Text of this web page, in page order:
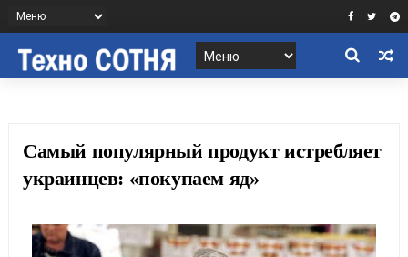
Самый популярный продукт истребляет
украинцев: «покупаем яд»